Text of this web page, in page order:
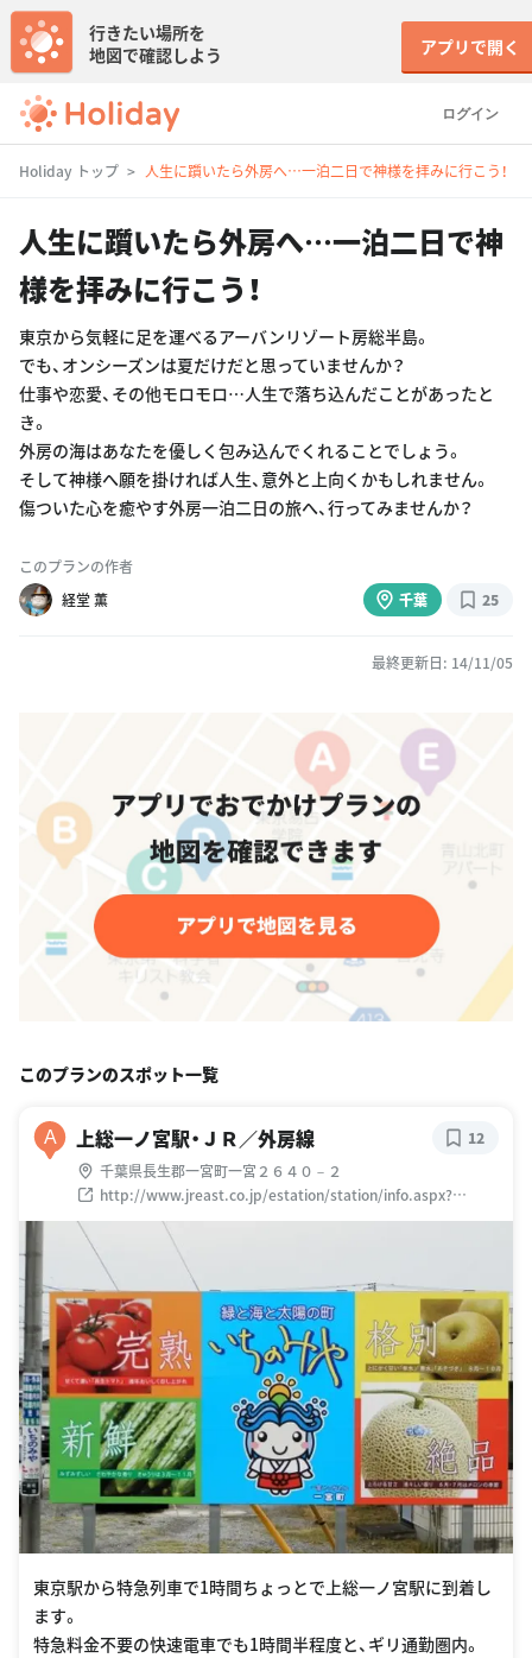
ログイン
行きたい場所を
地図で確認しよう
アプリで開く
Holiday トップ 人生に躓いたら外房へ…一泊二日で神様を拝みに行こう！
人生に躓いたら外房へ…一泊二日で神
様を拝みに行こう！
東京から気軽に足を運べるアーバンリゾート房総半島。
でも、オンシーズンは夏だけだと思っていませんか？
仕事や恋愛、その他モロモロ…人生で落ち込んだことがあったと
き。
外房の海はあなたを優しく包み込んでくれることでしょう。
そして神様へ願を掛ければ人生、意外と上向くかもしれません。
傷ついた心を癒やす外房一泊二日の旅へ、行ってみませんか？
このプランの作者
経堂 薫
千葉 25
最終更新日: 14/11/05
このプランのスポット一覧
A 上総一ノ宮駅・ＪＲ／外房線
千葉県長生郡一宮町一宮２６４０－２
http://www.jreast.co.jp/estation/station/info.aspx?
StationCd=439
12
東京駅から特急列車で1時間ちょっとで上総一ノ宮駅に到着し
ます。
特急料金不要の快速電車でも1時間半程度と、ギリ通勤圏内。